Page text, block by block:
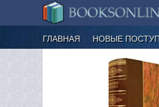
ГЛАВНАЯ НОВЫЕ